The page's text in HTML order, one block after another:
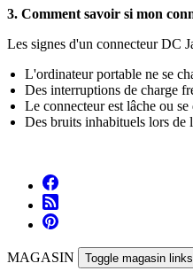
3. Comment savoir si mon
Les signes d'un connecteur DC
L'ordinateur portable ne se
Des interruptions de charge
Le connecteur est lâche ou
Des bruits inhabituels lors de
MAGASIN Toggle magasin links